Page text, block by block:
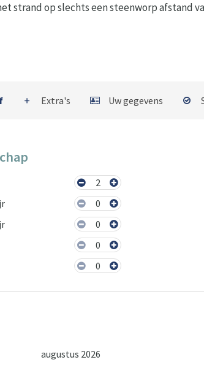
strand op slechts een steenworp afstand
Extra's Uw gegevens
2
0
0
0
0
augustus 2026